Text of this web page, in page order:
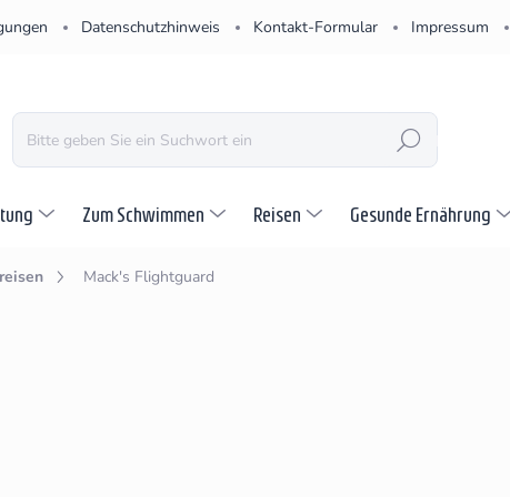
Datenschutzhinweis Kontakt-Formular Impressum
SUCHEN
Zum Schwimmen Reisen Gesunde Ernährung
Mack's Flightguard